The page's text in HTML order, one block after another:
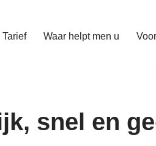
Tarief Waar helpt men u
snel en